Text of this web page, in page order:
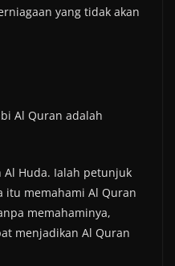
yang tidak akan
Al Quran adalah
Huda. Ialah petunjuk
itu memahami Al Quran
memahaminya,
menjadikan Al Quran